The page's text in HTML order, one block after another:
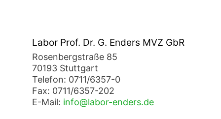
Labor Prof. Dr. G. Enders MVZ GbR
Rosenbergstraße 85
70193 Stuttgart
Telefon: 0711/6357-0
Fax: 0711/6357-202
E-Mail: info@labor-enders.de